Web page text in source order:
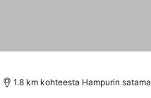
1.8 km kohteesta Hampurin satama